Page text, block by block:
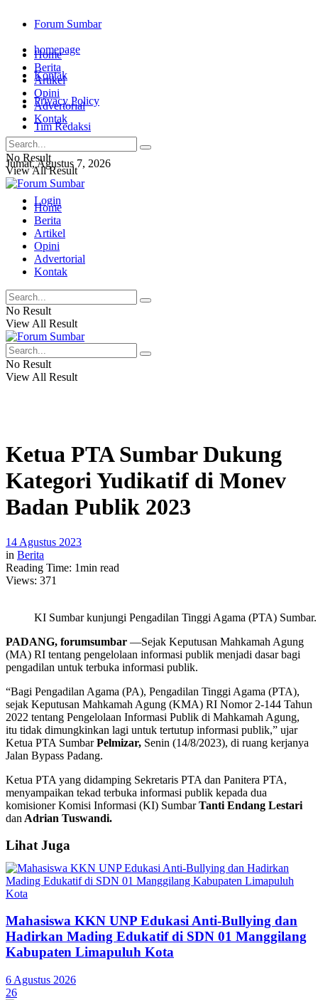
Forum Sumbar
homepage
Kontak
Privacy Policy
Tim Redaksi
Jumat, Agustus 7, 2026
Login
Home
Berita
Artikel
Opini
Advertorial
Kontak
No Result
View All Result
Home
Berita
Artikel
Opini
Advertorial
Kontak
No Result
View All Result
No Result
View All Result
Ketua PTA Sumbar Dukung
Kategori Yudikatif di Monev
Badan Publik 2023
14 Agustus 2023
in Berita
Reading Time: 1min read
Views: 371
KI Sumbar kunjungi Pengadilan Tinggi Agama (PTA)
PADANG, forumsumbar —Sejak Keputusan Mahkamah Agung
(MA) RI tentang pengelolaan informasi publik menjadi dasar bagi
pengadilan untuk terbuka informasi publik.
“Bagi Pengadilan Agama (PA), Pengadilan Tinggi Agama (PTA),
sejak Keputusan Mahkamah Agung (KMA) RI Nomor 2-144 Tahun
2022 tentang Pengelolaan Informasi Publik di Mahkamah Agung,
itu tidak dimungkinkan lagi untuk tertutup informasi publik,” ujar
Ketua PTA SumbarPelmizar, Senin (14/8/2023), di ruang kerjanya
Jalan Bypass Padang.
Ketua PTA yang didamping Sekretaris PTA dan Panitera PTA,
menyampaikan tekad terbuka informasi publik kepada dua
komisioner Komisi Informasi (KI) SumbarTanti Endang Lestari
dan Adrian Tuswandi.
Lihat Juga
Mahasiswa KKN UNP Edukasi Anti-Bullying dan
Hadirkan Mading Edukatif di SDN 01 Manggilang
Kabupaten Limapuluh Kota
6 Agustus 2026
26